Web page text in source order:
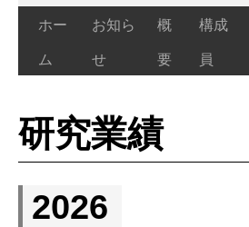
ン
ツ
へ
ホー
ム
お知ら
せ
概
要
構成
員
研究業績
2026